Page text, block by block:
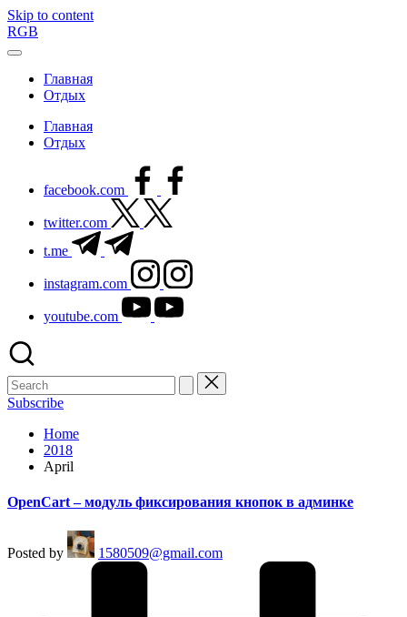
Skip to content
RGB
Главная
Отдых
Главная
Отдых
facebook.com
twitter.com
t.me
instagram.com
youtube.com
Subscribe
Home
2018
April
OpenCart – модуль фиксирования кнопок в админке
Posted by 1580509@gmail.com